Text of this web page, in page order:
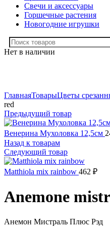
Свечи и аксессуары
Горшечные растения
Новогодние игрушки
Нет в наличии
ГлавнаяТоварыЦветы
red
Предыдущий товар
Венерина Мухоловка 12,5см
Назад к товарам
Следующий товар
Matthiola mix rainbow 462 ₽
Anemone
Анемон Мистраль Плюс Рэд